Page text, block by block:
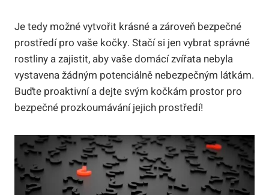
Je tedy možné vytvořit krásné a zároveň bezpečné
prostředí pro vaše kočky. Stačí si jen vybrat správné
rostliny a zajistit, aby vaše domácí zvířata nebyla
vystavena žádným potenciálně nebezpečným látkám.
Buďte proaktivní a dejte svým kočkám prostor pro
bezpečné prozkoumávání jejich prostředí!